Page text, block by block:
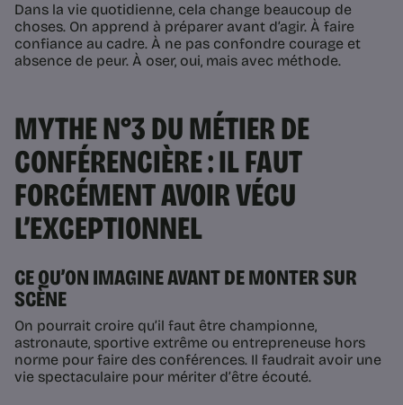
Dans la vie quotidienne, cela change beaucoup de
choses. On apprend à préparer avant d’agir. À faire
confiance au cadre. À ne pas confondre courage et
absence de peur. À oser, oui, mais avec méthode.
MYTHE N°3 DU MÉTIER DE
CONFÉRENCIÈRE : IL FAUT
FORCÉMENT AVOIR VÉCU
L’EXCEPTIONNEL
CE QU’ON IMAGINE AVANT DE MONTER SUR
SCÈNE
On pourrait croire qu’il faut être championne,
astronaute, sportive extrême ou entrepreneuse hors
norme pour faire des conférences. Il faudrait avoir une
vie spectaculaire pour mériter d’être écouté.